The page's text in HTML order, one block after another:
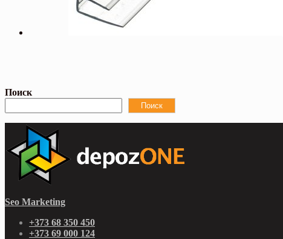
Поиск
Поиск
Seo Marketing
+373 68 350 450
+373 69 000 124